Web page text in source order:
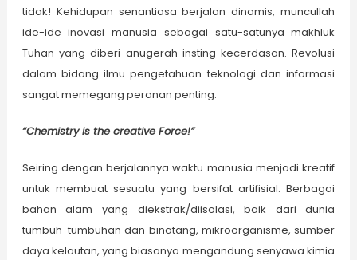
tidak! Kehidupan senantiasa berjalan dinamis, muncullah
ide-ide inovasi manusia sebagai satu-satunya makhluk
Tuhan yang diberi anugerah insting kecerdasan. Revolusi
dalam bidang ilmu pengetahuan teknologi dan informasi
sangat memegang peranan penting.
“Chemistry is the creative Force!”
Seiring dengan berjalannya waktu manusia menjadi kreatif
untuk membuat sesuatu yang bersifat artifisial. Berbagai
bahan alam yang diekstrak/diisolasi, baik dari dunia
tumbuh-tumbuhan dan binatang, mikroorganisme, sumber
daya kelautan, yang biasanya mengandung senyawa kimia